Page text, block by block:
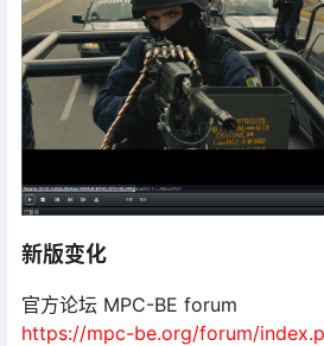
新版变化
官方论坛 MPC-BE forum
https://mpc-be.org/forum/